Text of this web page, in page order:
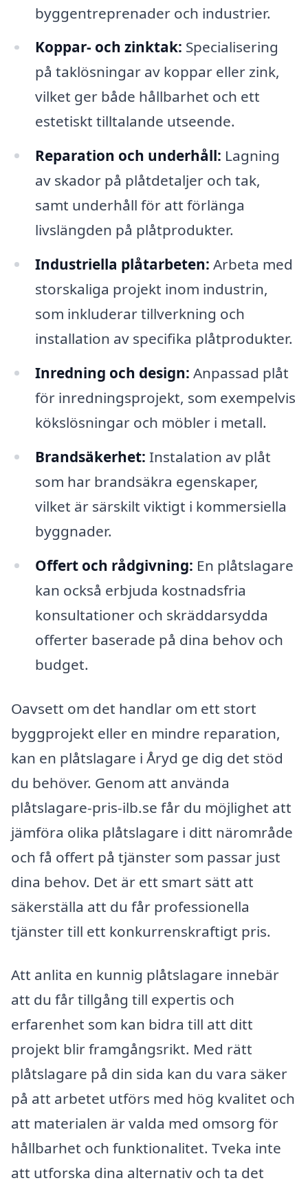
byggentreprenader och industrier.
Koppar- och zinktak: Specialisering
på taklösningar av koppar eller zink,
vilket ger både hållbarhet och ett
estetiskt tilltalande utseende.
Reparation och underhåll: Lagning
av skador på plåtdetaljer och tak,
samt underhåll för att förlänga
livslängden på plåtprodukter.
Industriella plåtarbeten: Arbeta med
storskaliga projekt inom industrin,
som inkluderar tillverkning och
installation av specifika plåtprodukter.
Inredning och design: Anpassad plåt
för inredningsprojekt, som exempelvis
kökslösningar och möbler i metall.
Brandsäkerhet: Instalation av plåt
som har brandsäkra egenskaper,
vilket är särskilt viktigt i kommersiella
byggnader.
Offert och rådgivning: En plåtslagare
kan också erbjuda kostnadsfria
konsultationer och skräddarsydda
offerter baserade på dina behov och
budget.
Oavsett om det handlar om ett stort
byggprojekt eller en mindre reparation,
kan en plåtslagare i Åryd ge dig det stöd
du behöver. Genom att använda
plåtslagare-pris-ilb.se får du möjlighet att
jämföra olika plåtslagare i ditt närområde
och få offert på tjänster som passar just
dina behov. Det är ett smart sätt att
säkerställa att du får professionella
tjänster till ett konkurrenskraftigt pris.
Att anlita en kunnig plåtslagare innebär
att du får tillgång till expertis och
erfarenhet som kan bidra till att ditt
projekt blir framgångsrikt. Med rätt
plåtslagare på din sida kan du vara säker
på att arbetet utförs med hög kvalitet och
att materialen är valda med omsorg för
hållbarhet och funktionalitet. Tveka inte
att utforska dina alternativ och ta det